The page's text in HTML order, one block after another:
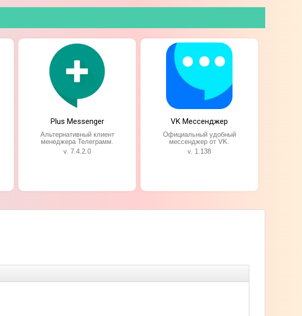
Plus Messenger
Альтернативный клиент
менеджера Телеграмм.
v. 7.4.2.0
VK Мессенджер
Официальный удобный
мессенджер от VK.
v. 1.138